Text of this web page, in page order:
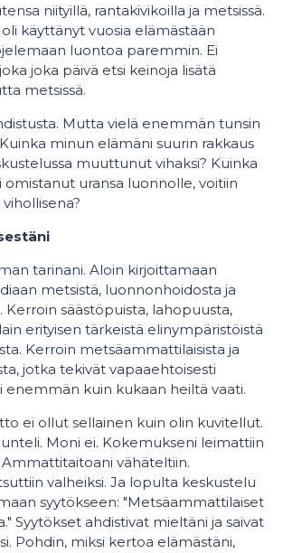
niityillä, rantakivikoilla ja metsissä.
käyttänyt vuosia elämästään
luontoa paremmin. Ei
joka päivä etsi keinoja lisätä
metsissä.
Mutta vielä enemmän tunsin
minun elämäni suurin rakkaus
muuttunut vihaksi? Kuinka
omistanut uransa luonnolle, voitiin
tarinani. Aloin kirjoittamaan
metsistä, luonnonhoidosta ja
Kerroin säästöpuista, lahopuusta,
erityisen tärkeistä elinympäristöistä
Kerroin metsäammattilaisista ja
jotka tekivät vapaaehtoisesti
enemmän kuin kukaan heiltä vaati.
ei ollut sellainen kuin olin kuvitellut.
Moni ei. Kokemukseni leimattiin
vähäteltiin.
valheiksi. Ja lopulta keskustelu
syytökseen: "Metsäammattilaiset
Syytökset ahdistivat mieltäni ja saivat
Pohdin, miksi kertoa elämästäni,